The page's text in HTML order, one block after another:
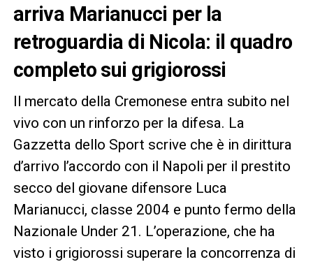
arriva Marianucci per la
retroguardia di Nicola: il quadro
completo sui grigiorossi
Il mercato della Cremonese entra subito nel
vivo con un rinforzo per la difesa. La
Gazzetta dello Sport scrive che è in dirittura
d’arrivo l’accordo con il Napoli per il prestito
secco del giovane difensore Luca
Marianucci, classe 2004 e punto fermo della
Nazionale Under 21. L’operazione, che ha
visto i grigiorossi superare la concorrenza di